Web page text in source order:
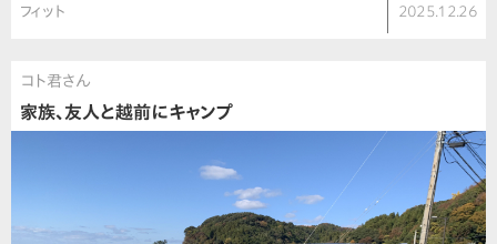
フィット 2025.12.26
コト君さん
家族、友人と越前にキャンプ